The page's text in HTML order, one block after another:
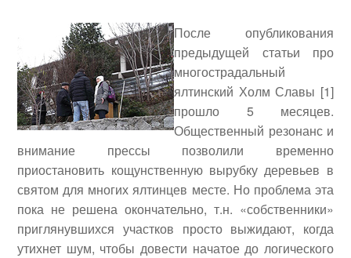
После опубликования
предыдущей статьи про
многострадальный
ялтинский Холм Славы [1]
прошло 5 месяцев.
Общественный резонанс и
внимание прессы позволили временно
приостановить кощунственную вырубку деревьев в
святом для многих ялтинцев месте. Но проблема эта
пока не решена окончательно, т.н. «собственники»
приглянувшихся участков просто выжидают, когда
утихнет шум, чтобы довести начатое до логического